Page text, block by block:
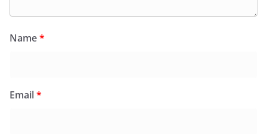
Name*
Email*